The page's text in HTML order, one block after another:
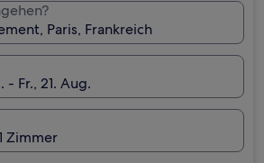
Paris, Frankreich
- Fr., 21. Aug.
Zimmer